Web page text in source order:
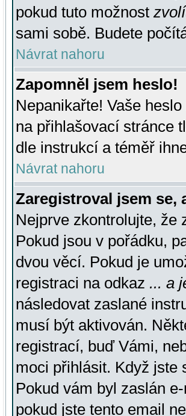
pokud tuto možnost
sami sobě. Budete
Návrat nahoru
Zapomněl jsem heslo!
Nepanikařte! Vaše
na přihlašovací stránce
dle instrukcí a téměř
Návrat nahoru
Zaregistroval jsem se,
Nejprve zkontrolujte, že
Pokud jsou v pořádku,
dvou věcí. Pokud je
registraci na odkaz ... a
následovat zaslané
musí být aktivován.
registrací, buď Vámi,
moci přihlásit. Když jste
Pokud vám byl zaslán
pokud jste tento email